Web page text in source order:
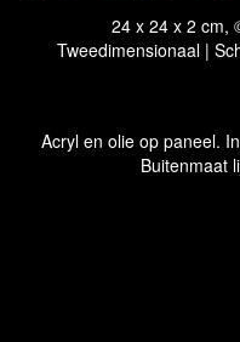
24 x 24 x 2 cm,
Tweedimensionaal |
Acryl en olie op paneel.
Buitenmaat